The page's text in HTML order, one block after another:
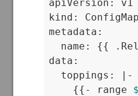
apiVersion: v1
kind: ConfigMap
metadata:
name: {{
data:
  toppings: |-
    {{- range